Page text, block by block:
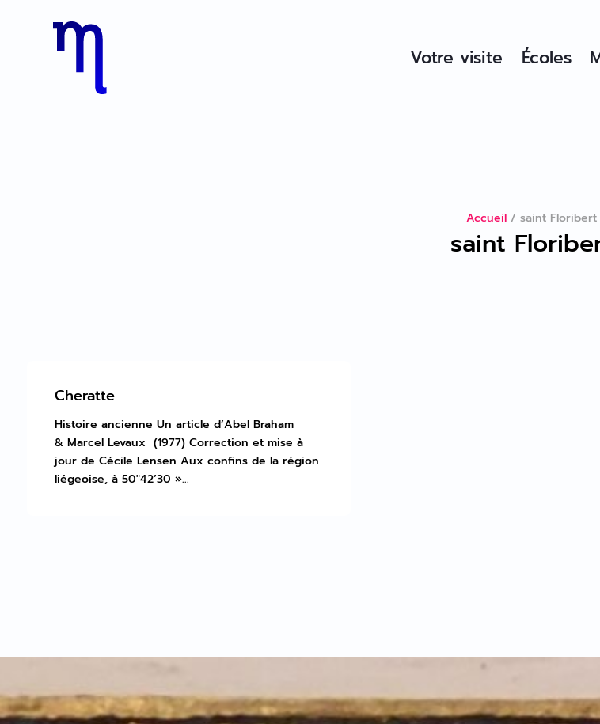
Votre visite Écoles
Accueil /saint Floribert
saint
Cheratte
Histoire ancienne Un article d’Abel Braham
& Marcel Levaux (1977) Correction et mise à
jour de Cécile Lensen Aux confins de la région
liégeoise, à 50″42’30 »...